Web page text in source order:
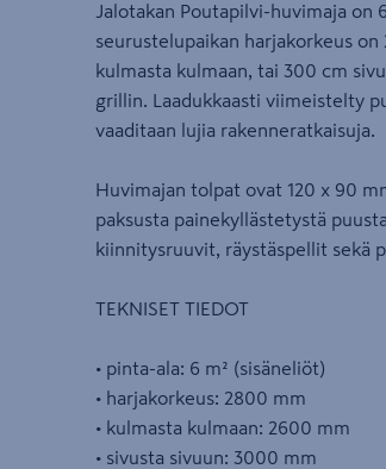
Jalotakan Poutapilvi-huvimaja on
seurustelupaikan harjakorkeus
kulmasta kulmaan, tai 300 cm
grillin. Laadukkaasti viimeistelty
vaaditaan lujia rakenneratkaisuja.
Huvimajan tolpat ovat 120 x 90
paksusta painekyllästetystä
kiinnitysruuvit, räystäspellit sekä
TEKNISET TIEDOT
• pinta-ala: 6 m² (sisäneliöt)
• harjakorkeus: 2800 mm
• kulmasta kulmaan: 2600 mm
• sivusta sivuun: 3000 mm